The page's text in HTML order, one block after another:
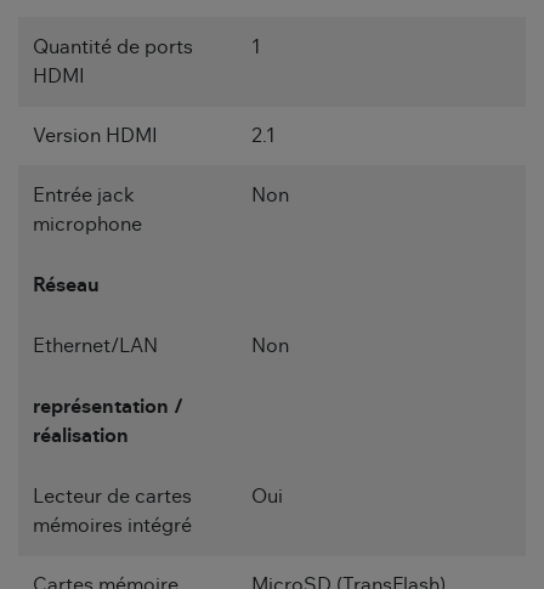
Quantité de ports
HDMI
1
Version HDMI 2.1
Entrée jack
microphone
Non
Réseau
Ethernet/LAN Non
représentation /
réalisation
Lecteur de cartes
mémoires intégré
Oui